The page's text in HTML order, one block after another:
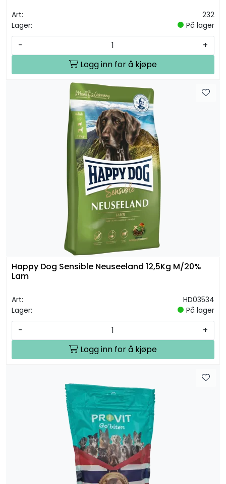
Art:
232
Lager:
På lager
-
+
Logg inn for å kjøpe
Happy Dog Sensible Neuseeland 12,5Kg M/20%
Lam
Art:
HD03534
Lager:
På lager
-
+
Logg inn for å kjøpe